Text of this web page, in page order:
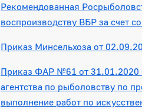
Рекомендованная
воспроизводству ВБР за счет
Приказ Минсельхоза от
Приказ ФАР №61 от 31.01.2020
агентства по рыболовству по
выполнение работ по